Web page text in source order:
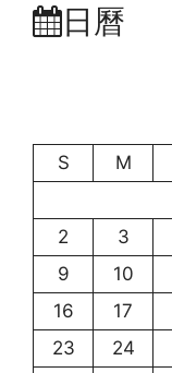
日曆
S
M
2
3
9
10
16
17
23
24